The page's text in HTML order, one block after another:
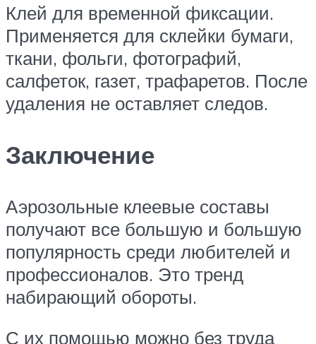
Клей для временной фиксации.
Применяется для склейки бумаги,
ткани, фольги, фотографий,
салфеток, газет, трафаретов. После
удаления не оставляет следов.
Заключение
Аэрозольные клеевые составы
получают все большую и большую
популярность среди любителей и
профессионалов. Это тренд
набирающий обороты.
С их помощью можно без труда